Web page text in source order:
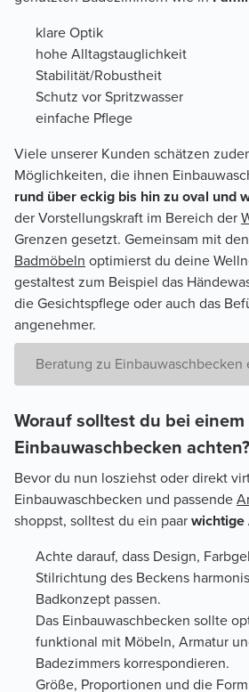
klare Optik
hohe Alltagstauglichkeit
Stabilität/Robustheit
Schutz vor Spritzwasser
einfache Pflege
Viele unserer Kunden schätzen
Möglichkeiten, die ihnen
rund über eckig bis hin zu oval und
der Vorstellungskraft im Bereich der
Grenzen gesetzt. Gemeinsam mit
Badmöbeln optimierst du deine
gestaltest zum Beispiel das
die Gesichtspflege oder auch das
angenehmer.
Beratung zu Einbauwaschbecken
Worauf solltest du bei einem
Einbauwaschbecken achten?
Bevor du nun losziehst oder direkt
Einbauwaschbecken und passende
shoppst, solltest du ein paarwichtige
Achte darauf, dass Design,
Stilrichtung des Beckens
Badkonzept passen.
Das Einbauwaschbecken sollte
funktional mit Möbeln, Armatur
Badezimmers korrespondieren.
Größe, Proportionen und die